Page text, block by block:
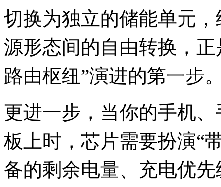
切换为独立的储能单元
源形态间的自由转换，
路由枢纽”演进的第一步
更进一步，当你的手机
板上时，芯片需要扮演“
备的剩余电量、充电优